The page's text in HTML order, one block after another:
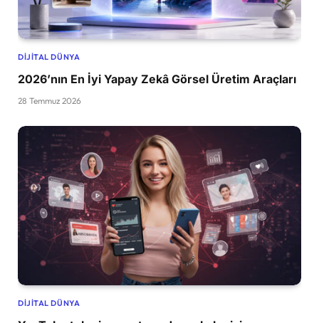
DIJITAL DÜNYA
2026’nın En İyi Yapay Zekâ Görsel Üretim Araçları
28 Temmuz 2026
DIJITAL DÜNYA